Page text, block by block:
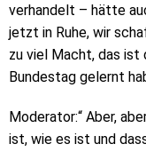
verhandelt – hätte
jetzt in Ruhe, wir
zu viel Macht, das ist
Bundestag gelernt
Moderator:“ Aber,
ist, wie es ist und